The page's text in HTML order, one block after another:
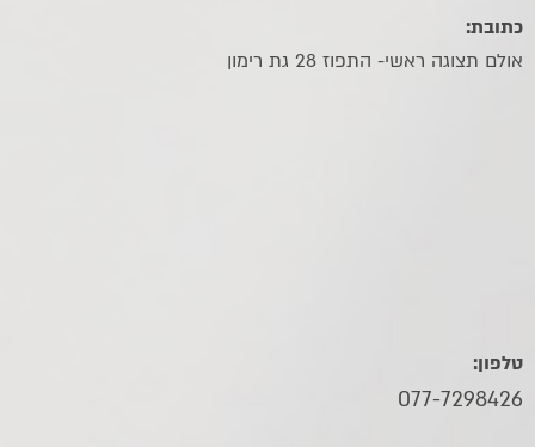
כתובת:
אולם תצוגה ראשי- התפוז 28 גת רימון
טלפון:
077-7298426